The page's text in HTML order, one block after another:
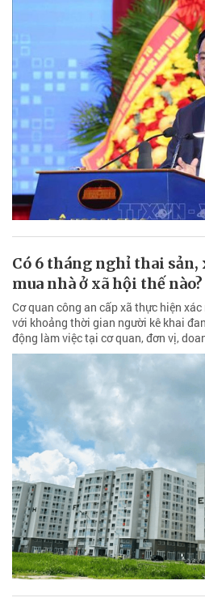
Có 6 tháng nghỉ thai sản,
mua nhà ở xã hội thế nào?
Cơ quan công an cấp xã thực hiện
với khoảng thời gian người kê khai
động làm việc tại cơ quan, đơn vị,